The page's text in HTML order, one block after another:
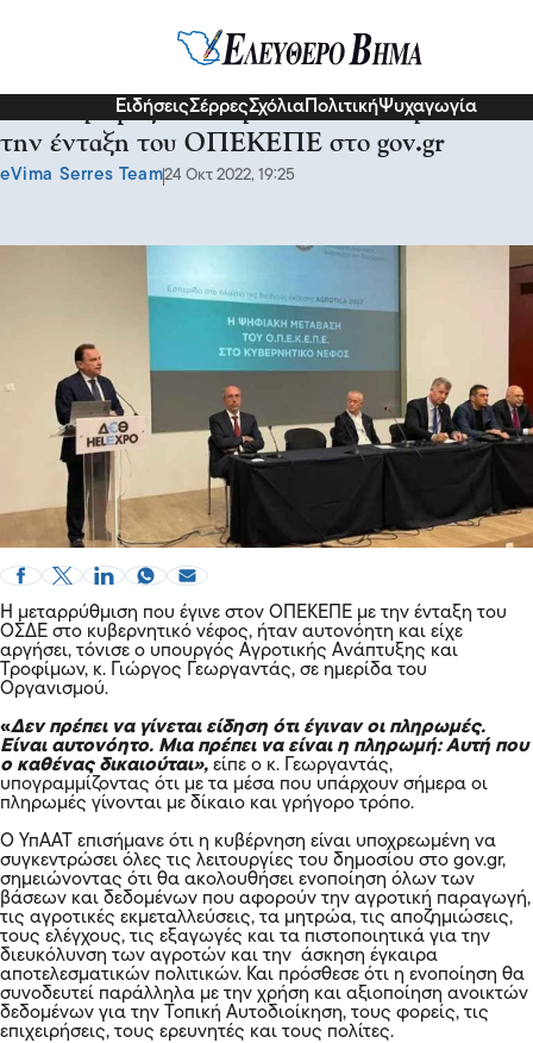
ΕιδήσειςΣέρρεςΣχόλια ΠολιτικήΨυχαγωγία
Οι πληρωμές ταχύτερα και δικαιότερα: Με
την ένταξη του ΟΠΕΚΕΠΕ στο gov.gr
eVima Serres Team24 Οκτ 2022, 19:25
Η μεταρρύθμιση που έγινε στον ΟΠΕΚΕΠΕ με την ένταξη του
ΟΣΔΕ στο κυβερνητικό νέφος, ήταν αυτονόητη και είχε
αργήσει, τόνισε ο υπουργός Αγροτικής Ανάπτυξης και
Τροφίμων, κ. Γιώργος Γεωργαντάς, σε ημερίδα του
Οργανισμού.
«Δεν πρέπει να γίνεται είδηση ότι έγιναν οι πληρωμές.
Είναι αυτονόητο. Μια πρέπει να είναι η πληρωμή: Αυτή που
ο καθένας δικαιούται», είπε ο κ. Γεωργαντάς,
υπογραμμίζοντας ότι με τα μέσα που υπάρχουν σήμερα οι
πληρωμές γίνονται με δίκαιο και γρήγορο τρόπο.
Ο ΥπΑΑΤ επισήμανε ότι η κυβέρνηση είναι υποχρεωμένη να
συγκεντρώσει όλες τις λειτουργίες του δημοσίου στο gov.gr,
σημειώνοντας ότι θα ακολουθήσει ενοποίηση όλων των
βάσεων και δεδομένων που αφορούν την αγροτική παραγωγή,
τις αγροτικές εκμεταλλεύσεις, τα μητρώα, τις αποζημιώσεις,
τους ελέγχους, τις εξαγωγές και τα πιστοποιητικά για την
διευκόλυνση των αγροτών και την άσκηση έγκαιρα
αποτελεσματικών πολιτικών. Και πρόσθεσε ότι η ενοποίηση θα
συνοδευτεί παράλληλα με την χρήση και αξιοποίηση ανοικτών
δεδομένων για την Τοπική Αυτοδιοίκηση, τους φορείς, τις
επιχειρήσεις, τους ερευνητές και τους πολίτες.